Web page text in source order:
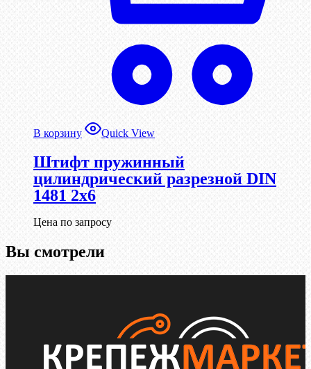
В корзину Quick View
Штифт пружинный
цилиндрический разрезной DIN
1481 2х6
Цена по запросу
Вы смотрели